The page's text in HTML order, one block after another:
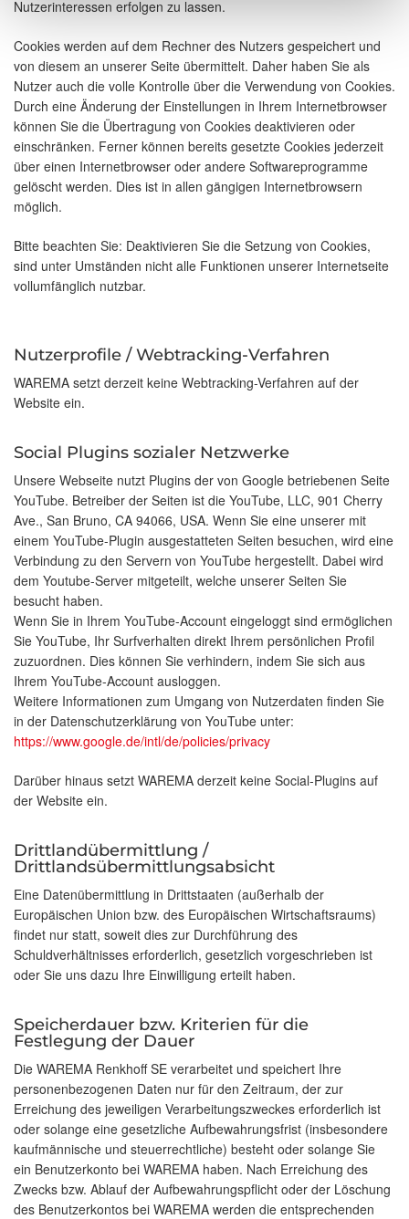
Nutzerinteressen erfolgen zu lassen.
Cookies werden auf dem Rechner des Nutzers gespeichert und
von diesem an unserer Seite übermittelt. Daher haben Sie als
Nutzer auch die volle Kontrolle über die Verwendung von Cookies.
Durch eine Änderung der Einstellungen in Ihrem Internetbrowser
können Sie die Übertragung von Cookies deaktivieren oder
einschränken. Ferner können bereits gesetzte Cookies jederzeit
über einen Internetbrowser oder andere Softwareprogramme
gelöscht werden. Dies ist in allen gängigen Internetbrowsern
möglich.
Bitte beachten Sie: Deaktivieren Sie die Setzung von Cookies,
sind unter Umständen nicht alle Funktionen unserer Internetseite
vollumfänglich nutzbar.
Nutzerprofile / Webtracking-Verfahren
WAREMA setzt derzeit keine Webtracking-Verfahren auf der
Website ein.
Social Plugins sozialer Netzwerke
Unsere Webseite nutzt Plugins der von Google betriebenen Seite
YouTube. Betreiber der Seiten ist die YouTube, LLC, 901 Cherry
Ave., San Bruno, CA 94066, USA. Wenn Sie eine unserer mit
einem YouTube-Plugin ausgestatteten Seiten besuchen, wird eine
Verbindung zu den Servern von YouTube hergestellt. Dabei wird
dem Youtube-Server mitgeteilt, welche unserer Seiten Sie
besucht haben.
Wenn Sie in Ihrem YouTube-Account eingeloggt sind ermöglichen
Sie YouTube, Ihr Surfverhalten direkt Ihrem persönlichen Profil
zuzuordnen. Dies können Sie verhindern, indem Sie sich aus
Ihrem YouTube-Account ausloggen.
Weitere Informationen zum Umgang von Nutzerdaten finden Sie
in der Datenschutzerklärung von YouTube unter:
https://www.google.de/intl/de/policies/privacy
Darüber hinaus setzt WAREMA derzeit keine Social-Plugins auf
der Website ein.
Drittlandübermittlung /
Drittlandsübermittlungsabsicht
Eine Datenübermittlung in Drittstaaten (außerhalb der
Europäischen Union bzw. des Europäischen Wirtschaftsraums)
findet nur statt, soweit dies zur Durchführung des
Schuldverhältnisses erforderlich, gesetzlich vorgeschrieben ist
oder Sie uns dazu Ihre Einwilligung erteilt haben.
Speicherdauer bzw. Kriterien für die
Festlegung der Dauer
Die WAREMA Renkhoff SE verarbeitet und speichert Ihre
personenbezogenen Daten nur für den Zeitraum, der zur
Erreichung des jeweiligen Verarbeitungszweckes erforderlich ist
oder solange eine gesetzliche Aufbewahrungsfrist (insbesondere
kaufmännische und steuerrechtliche) besteht oder solange Sie
ein Benutzerkonto bei WAREMA haben. Nach Erreichung des
Zwecks bzw. Ablauf der Aufbewahrungspflicht oder der Löschung
des Benutzerkontos bei WAREMA werden die entsprechenden